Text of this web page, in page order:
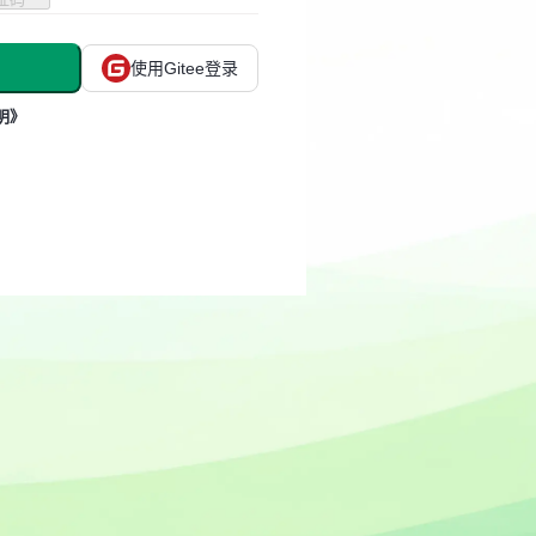
使用Gitee登录
》